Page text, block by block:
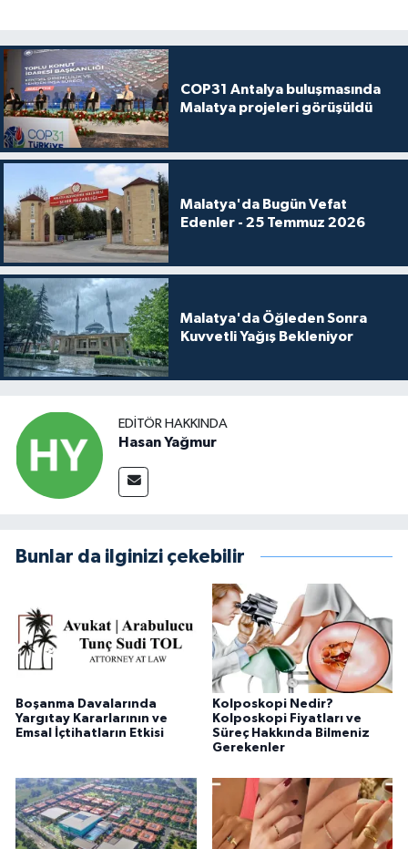
COP31 Antalya buluşmasında
Malatya projeleri görüşüldü
Malatya'da Bugün Vefat
Edenler - 25 Temmuz 2026
Malatya'da Öğleden Sonra
Kuvvetli Yağış Bekleniyor
EDITÖR HAKKINDA
Hasan Yağmur
Bunlar da ilginizi çekebilir
Boşanma Davalarında
Yargıtay Kararlarının ve
Emsal İçtihatların Etkisi
Kolposkopi Nedir?
Kolposkopi Fiyatları ve
Süreç Hakkında Bilmeniz
Gerekenler